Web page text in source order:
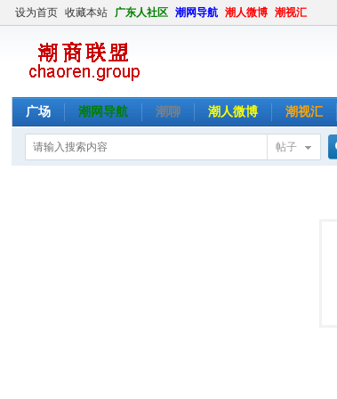
设为首页 收藏本站 广东人社区 潮网导航 潮人微博 潮视汇
广场 潮网导航 潮聊 潮人微博 潮视汇
帖子